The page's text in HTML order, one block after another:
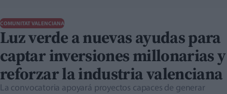
COMUNITAT VALENCIANA
Luz verde a nuevas ayudas para
captar inversiones millonarias y
reforzar la industria valenciana
La convocatoria apoyará proyectos capaces de generar